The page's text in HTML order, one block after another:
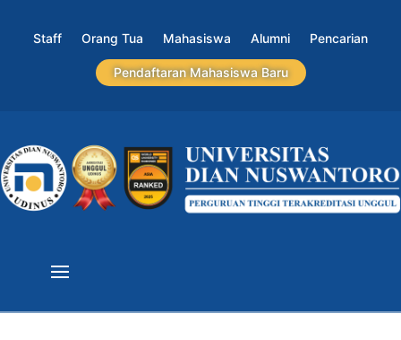
Staff Orang Tua Mahasiswa Alumni Pencarian
Pendaftaran Mahasiswa Baru